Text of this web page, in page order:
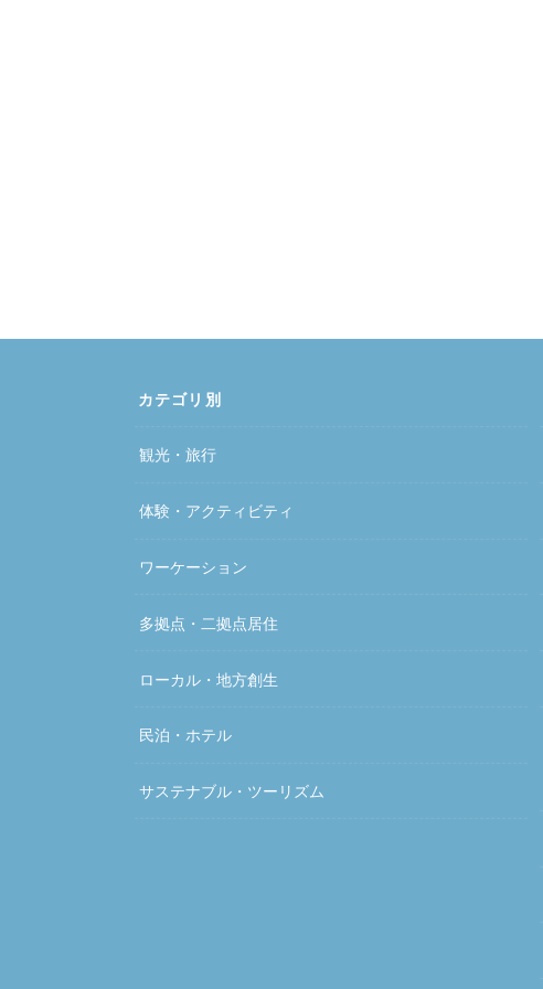
カテゴリ別
観光・旅行
体験・アクティビティ
ワーケーション
多拠点・二拠点居住
ローカル・地方創生
民泊・ホテル
サステナブル・ツーリズム